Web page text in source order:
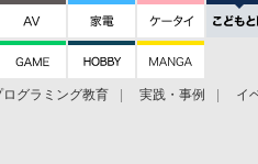
ログラミング教育 実践・事例 イ